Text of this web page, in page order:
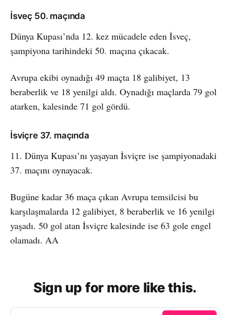
İsveç 50. maçında
Dünya Kupası’nda 12. kez mücadele eden İsveç,
şampiyona tarihindeki 50. maçına çıkacak.
Avrupa ekibi oynadığı 49 maçta 18 galibiyet, 13
beraberlik ve 18 yenilgi aldı. Oynadığı maçlarda 79 gol
atarken, kalesinde 71 gol gördü.
İsviçre 37. maçında
11. Dünya Kupası’nı yaşayan İsviçre ise şampiyonadaki
37. maçını oynayacak.
Bugüne kadar 36 maça çıkan Avrupa temsilcisi bu
karşılaşmalarda 12 galibiyet, 8 beraberlik ve 16 yenilgi
yaşadı. 50 gol atan İsviçre kalesinde ise 63 gole engel
olamadı. AA
Sign up for more like this.